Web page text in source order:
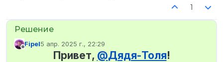
1
Не в сети
Fipel5 апр. 2025 г., 22:29
отредактировано
Привет, @Дядя-Толя!